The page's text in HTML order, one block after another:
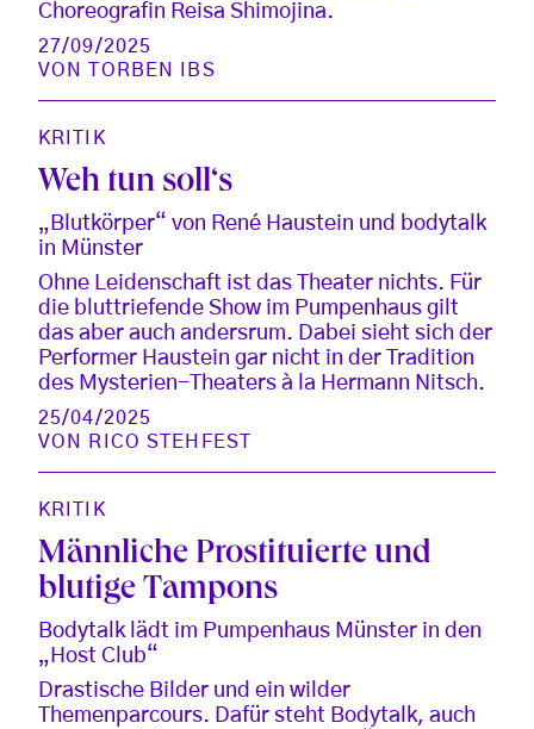
Choreografin Reisa Shimojina.
27/09/2025
VON
TORBEN IBS
KRITIK
Weh tun soll‘s
„Blutkörper“ von René Haustein und bodytalk
in Münster
Ohne Leidenschaft ist das Theater nichts. Für
die bluttriefende Show im Pumpenhaus gilt
das aber auch andersrum. Dabei sieht sich der
Performer Haustein gar nicht in der Tradition
des Mysterien-Theaters à la Hermann Nitsch.
25/04/2025
VON
RICO STEHFEST
KRITIK
Männliche Prostituierte und
blutige Tampons
Bodytalk lädt im Pumpenhaus Münster in den
„Host Club“
Drastische Bilder und ein wilder
Themenparcours. Dafür steht Bodytalk, auch